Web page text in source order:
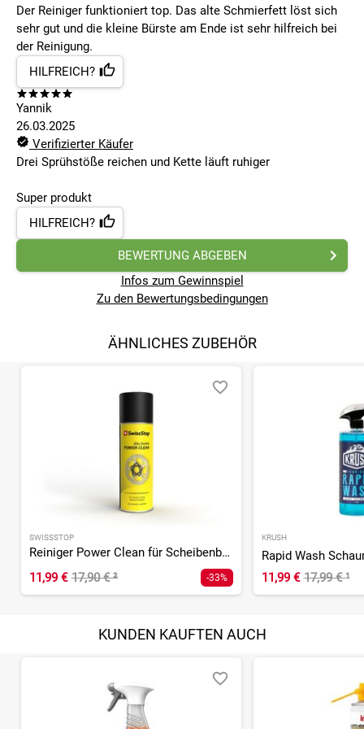
Der Reiniger funktioniert top. Das alte Schmierfett löst sich
sehr gut und die kleine Bürste am Ende ist sehr hilfreich bei
der Reinigung.
HILFREICH?
Yannik
26.03.2025
Verifizierter Käufer
Drei Sprühstöße reichen und Kette läuft ruhiger
Super produkt
HILFREICH?
BEWERTUNG ABGEBEN
Infos zum Gewinnspiel
Zu den Bewertungsbedingungen
ÄHNLICHES ZUBEHÖR
SWISSSTOP
Reiniger Power Clean für Scheibenbremsen 500 ml
11,99 € 17,90 €² -33%
KRUSH
11,99 € 17,99 €¹
KUNDEN KAUFTEN AUCH